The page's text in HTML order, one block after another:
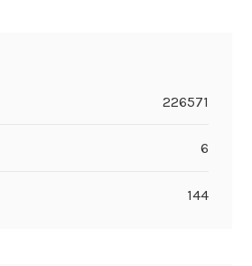
226571
6
144